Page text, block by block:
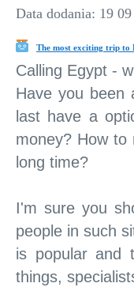
Data dodania: 19
The most exciting trip to
Calling Egypt -
Have you been
last have a
money? How to
long time?
I'm sure you
people in such
is popular and
things,